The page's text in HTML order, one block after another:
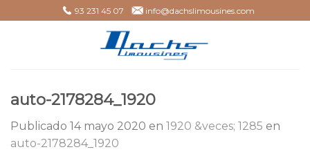
93 231 45 07 info@dachslimousines.com
auto-2178284_1920
Publicado 14 mayo 2020 en 1920 &veces; 1285 en
auto-2178284_1920